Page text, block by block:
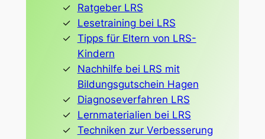
Ratgeber LRS
Lesetraining bei LRS
Tipps für Eltern von LRS-
Kindern
Nachhilfe bei LRS mit
Bildungsgutschein Hagen
Diagnoseverfahren LRS
Lernmaterialien bei LRS
Techniken zur Verbesserung